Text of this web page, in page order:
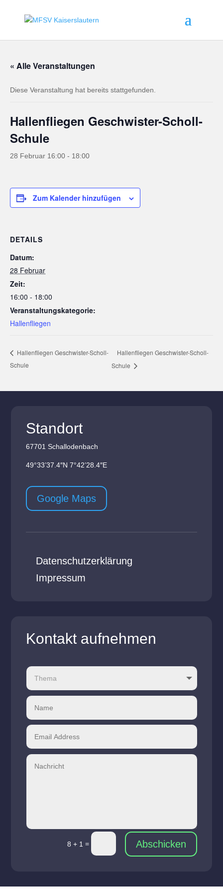
« Alle Veranstaltungen
Diese Veranstaltung hat bereits stattgefunden.
Hallenfliegen Geschwister-Scholl-
Schule
28 Februar 16:00 - 18:00
Zum Kalender hinzufügen
DETAILS
Datum:
28 Februar
Zeit:
16:00 - 18:00
Veranstaltungskategorie:
Hallenfliegen
Hallenfliegen Geschwister-Scholl-
Schule
Hallenfliegen Geschwister-Scholl-
Schule
Standort
67701 Schallodenbach
49°33’37.4″N 7°42’28.4″E
Google Maps
Datenschutzerklärung
Impressum
Kontakt aufnehmen
8 + 1 = Abschicken